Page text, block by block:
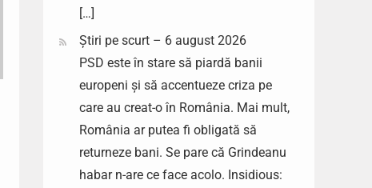
[…]
Știri pe scurt – 6 august 2026
PSD este în stare să piardă banii
europeni și să accentueze criza pe
care au creat-o în România. Mai mult,
România ar putea fi obligată să
returneze bani. Se pare că Grindeanu
habar n-are ce face acolo. Insidious: